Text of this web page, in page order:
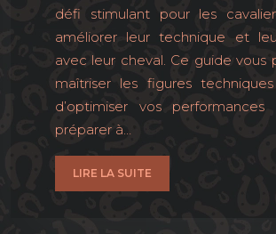
défi stimulant pour les
améliorer leur technique et
avec leur cheval. Ce guide vous
maîtriser les figures techniques
d’optimiser vos
préparer à…
LIRE LA SUITE